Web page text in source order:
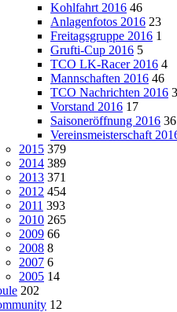
Kohlfahrt 2016 46
Anlagenfotos 2016 23
Freitagsgruppe 2016 1
Grufti-Cup 2016 5
TCO LK-Racer 2016 4
Mannschaften 2016 46
TCO Nachrichten 2016
Vorstand 2016 17
Saisoneröffnung 2016 36
Vereinsmeisterschaft
2015 379
2014 389
2013 371
2012 454
2011 393
2010 265
2009 66
2008 8
2007 6
2005 14
202
12